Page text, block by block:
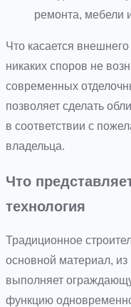
ремонта, мебели
Что касается
никаких споров не
современных
позволяет сделать
в соответствии с
владельца.
Что
технология
Традиционное
основной материал, из
выполняет
функцию